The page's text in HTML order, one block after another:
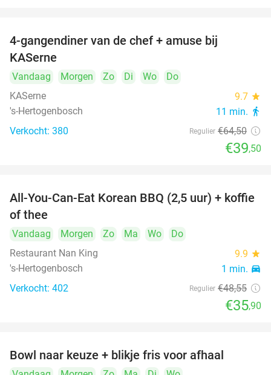
4-gangendiner van de chef + amuse bij
KASerne
Vandaag Morgen Zo Di Wo
Do
KASerne
9.7 star
's-Hertogenbosch 11 min. directions_walk
Verkocht: 380 Regulier €64,50
€39,50
26%
All-You-Can-Eat Korean BBQ (2,5 uur) + koffie
of thee
Vandaag Morgen Zo Ma Wo
Do
Restaurant Nan King
9.9 star
's-Hertogenbosch 1 min. directions_car
Verkocht: 402 Regulier €48,55
€35,90
Bowl naar keuze + blikje fris voor afhaal